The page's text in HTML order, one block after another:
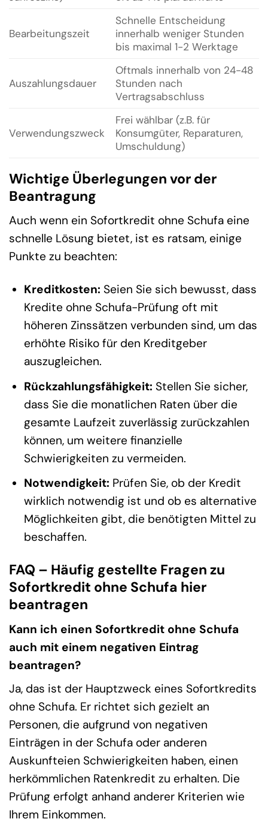
Bearbeitungszeit
Schnelle Entscheidung
innerhalb weniger Stunden
bis maximal 1-2 Werktage
Auszahlungsdauer
Oftmals innerhalb von 24-48
Stunden nach
Vertragsabschluss
Verwendungszweck
Frei wählbar (z.B. für
Konsumgüter, Reparaturen,
Umschuldung)
Wichtige Überlegungen vor der
Beantragung
Auch wenn ein Sofortkredit ohne Schufa eine
schnelle Lösung bietet, ist es ratsam, einige
Punkte zu beachten:
Kreditkosten: Seien Sie sich bewusst, dass
Kredite ohne Schufa-Prüfung oft mit
höheren Zinssätzen verbunden sind, um das
erhöhte Risiko für den Kreditgeber
auszugleichen.
Rückzahlungsfähigkeit: Stellen Sie sicher,
dass Sie die monatlichen Raten über die
gesamte Laufzeit zuverlässig zurückzahlen
können, um weitere finanzielle
Schwierigkeiten zu vermeiden.
Notwendigkeit: Prüfen Sie, ob der Kredit
wirklich notwendig ist und ob es alternative
Möglichkeiten gibt, die benötigten Mittel zu
beschaffen.
FAQ – Häufig gestellte Fragen zu
Sofortkredit ohne Schufa hier
beantragen
Kann ich einen Sofortkredit ohne Schufa
auch mit einem negativen Eintrag
beantragen?
Ja, das ist der Hauptzweck eines Sofortkredits
ohne Schufa. Er richtet sich gezielt an
Personen, die aufgrund von negativen
Einträgen in der Schufa oder anderen
Auskunfteien Schwierigkeiten haben, einen
herkömmlichen Ratenkredit zu erhalten. Die
Prüfung erfolgt anhand anderer Kriterien wie
Ihrem Einkommen.